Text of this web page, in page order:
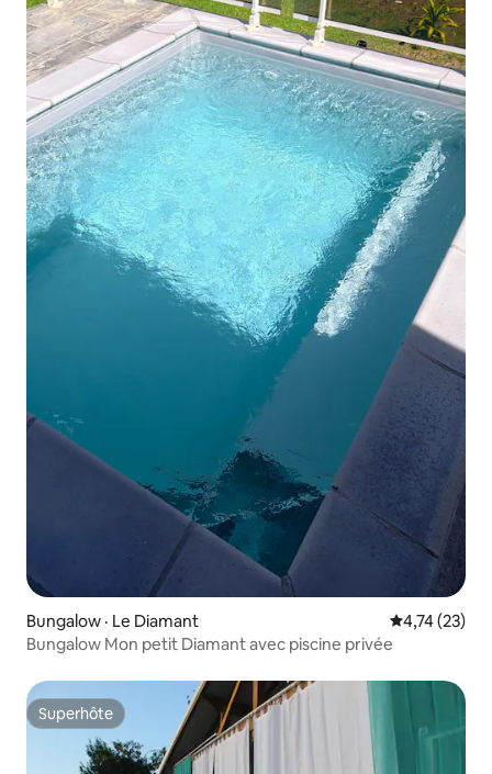
Bungalow · Le Diamant Note
4,74 (23)
Bungalow Mon petit Diamant avec piscine privée
Superhôte
Superhôte